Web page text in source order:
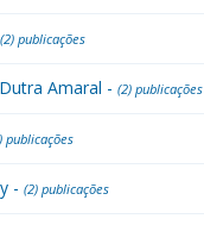
(2) publicações
Amaral - (2) publicações
publicações
- (2) publicações